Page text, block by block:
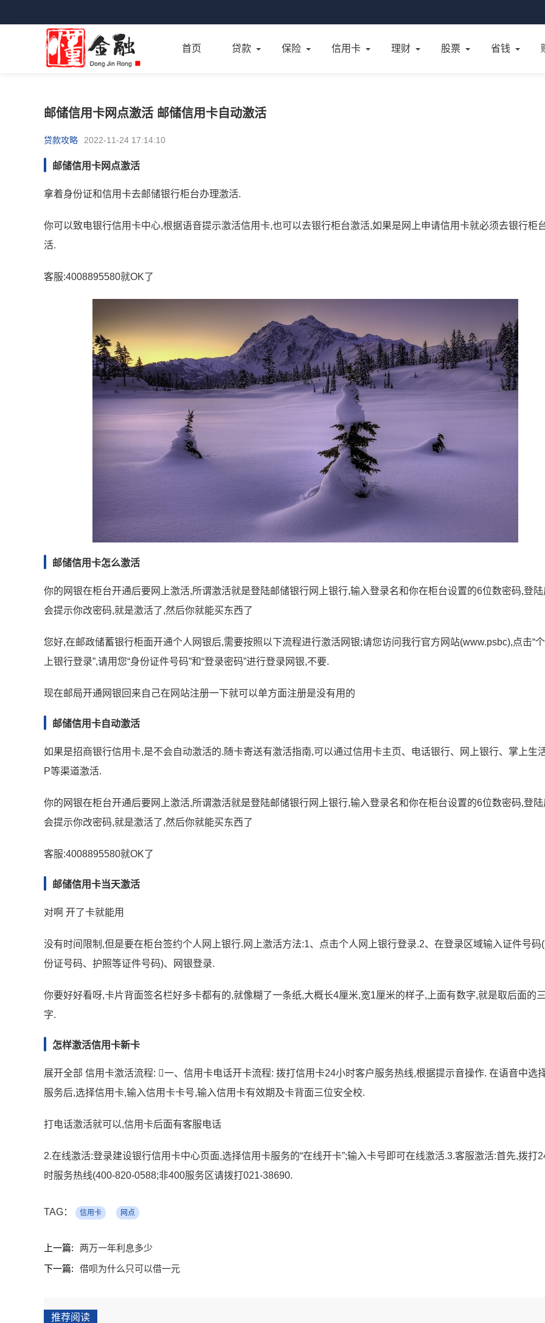
首页 贷款 保险 信用卡 理财 股票 省钱
邮储信用卡网点激活 邮储信用卡自动激活
贷款攻略 2022-11-24 17:14:10
邮储信用卡网点激活
拿着身份证和信用卡去邮储银行柜台办理激活.
你可以致电银行信用卡中心,根据语音提示激活信用卡,也可以去银行柜台激活,如果是网上申请信用卡就必须去银行柜
活.
客服:4008895580就OK了
邮储信用卡怎么激活
你的网银在柜台开通后要网上激活,所谓激活就是登陆邮储银行网上银行,输入登录名和你在柜台设置的6位数密码,登
会提示你改密码,就是激活了,然后你就能买东西了
您好,在邮政储蓄银行柜面开通个人网银后,需要按照以下流程进行激活网银;请您访问我行官方网站(www.psbc),点击“
上银行登录”,请用您“身份证件号码”和“登录密码”进行登录网银,不要.
现在邮局开通网银回来自己在网站注册一下就可以单方面注册是没有用的
邮储信用卡自动激活
如果是招商银行信用卡,是不会自动激活的.随卡寄送有激活指南,可以通过信用卡主页、电话银行、网上银行、掌上生
P等渠道激活.
你的网银在柜台开通后要网上激活,所谓激活就是登陆邮储银行网上银行,输入登录名和你在柜台设置的6位数密码,登
会提示你改密码,就是激活了,然后你就能买东西了
客服:4008895580就OK了
邮储信用卡当天激活
对啊 开了卡就能用
没有时间限制,但是要在柜台签约个人网上银行.网上激活方法:1、点击个人网上银行登录.2、在登录区域输入证件号码
份证号码、护照等证件号码)、网银登录.
你要好好看呀,卡片背面签名栏好多卡都有的,就像糊了一条纸,大概长4厘米,宽1厘米的样子,上面有数字,就是取后面的
字.
怎样激活信用卡新卡
展开全部 信用卡激活流程: 一、信用卡电话开卡流程: 拨打信用卡24小时客户服务热线,根据提示音操作. 在语音中选
服务后,选择信用卡,输入信用卡卡号,输入信用卡有效期及卡背面三位安全校.
打电话激活就可以,信用卡后面有客服电话
2.在线激活:登录建设银行信用卡中心页面,选择信用卡服务的“在线开卡”;输入卡号即可在线激活.3.客服激活:首先,拨打
时服务热线(400-820-0588;非400服务区请拨打021-38690.
TAG： 信用卡 网点
上一篇:
两万一年利息多少
下一篇:
借呗为什么只可以借一元
推荐阅读